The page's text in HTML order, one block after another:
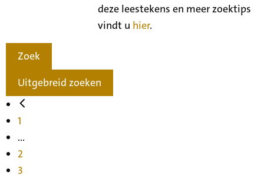
deze leestekens en meer zoektips
vindt u hier.
Zoek
Uitgebreid zoeken
1
...
2
3